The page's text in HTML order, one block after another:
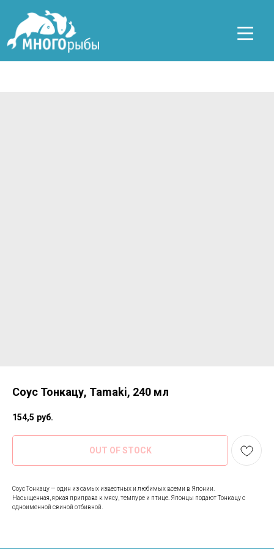
Соус Тонкацу, Tamaki, 240 мл
154,5 руб.
OUT OF STOCK
Соус Тонкацу — один из самых известных и любимых всеми в Японии.
Насыщенная, яркая приправа к мясу, темпуре и птице. Японцы подают Тонкацу с
одноименной свиной отбивной.